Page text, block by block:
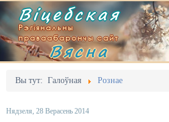
Віцебская
Рэгіянальны
праваабарончы сайт
Вясна
Вы тут: Галоўная Рознае
Нядзеля, 28 Верасень 2014
Галоўная
Адміністрацыйны перасьлед
Выданьні